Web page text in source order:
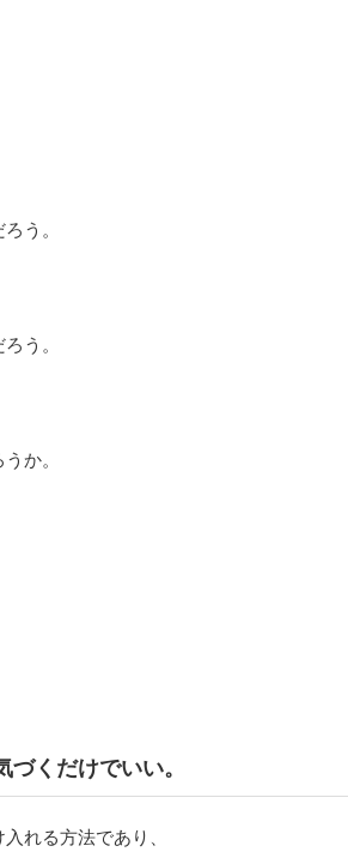
う。
う。
か。
くだけでいい。
れる方法であり、